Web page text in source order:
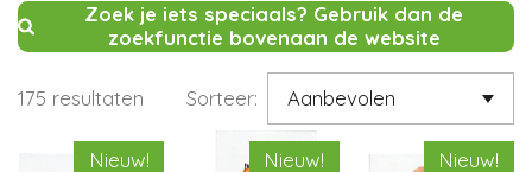
Zoek je iets speciaals? Gebruik dan de
zoekfunctie bovenaan de website
175 resultaten Sorteer:
Nieuw! Nieuw! Nieuw!